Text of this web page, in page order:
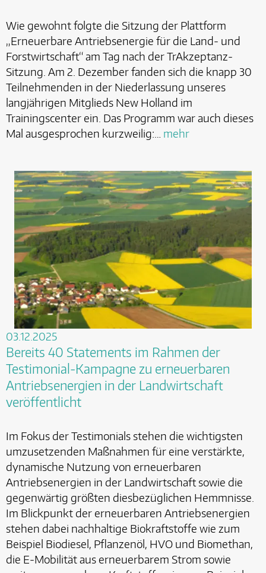
Wie gewohnt folgte die Sitzung der Plattform
„Erneuerbare Antriebsenergie für die Land- und
Forstwirtschaft“ am Tag nach der TrAkzeptanz-
Sitzung. Am 2. Dezember fanden sich die knapp 30
Teilnehmenden in der Niederlassung unseres
langjährigen Mitglieds New Holland im
Trainingscenter ein. Das Programm war auch dieses
Mal ausgesprochen kurzweilig:… mehr
03.12.2025
Bereits 40 Statements im Rahmen der
Testimonial-Kampagne zu erneuerbaren
Antriebsenergien in der Landwirtschaft
veröffentlicht
Im Fokus der Testimonials stehen die wichtigsten
umzusetzenden Maßnahmen für eine verstärkte,
dynamische Nutzung von erneuerbaren
Antriebsenergien in der Landwirtschaft sowie die
gegenwärtig größten diesbezüglichen Hemmnisse.
Im Blickpunkt der erneuerbaren Antriebsenergien
stehen dabei nachhaltige Biokraftstoffe wie zum
Beispiel Biodiesel, Pflanzenöl, HVO und Biomethan,
die E-Mobilität aus erneuerbarem Strom sowie